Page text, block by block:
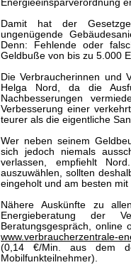
Energieeinsparverordnung
Damit hat der
ungenügende
Denn: Fehlende oder
Geldbuße von bis zu 5.000
Die Verbraucherinnen und
Helga Nord, da die
Nachbesserungen
Verbesserung einer
teurer als die eigentliche
Wer neben seinem
sich jedoch niemals
verlassen, empfiehlt
auszuwählen, sollten
eingeholt und am besten
Nähere Auskünfte zu
Energieberatung der
Beratungsgespräch, online
www.verbraucherzentrale-
(0,14 €/Min. aus dem
Mobilfunkteilnehmer).